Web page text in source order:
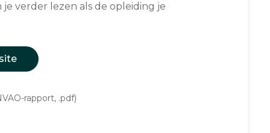
verder lezen als de opleiding je
rapport, .pdf)